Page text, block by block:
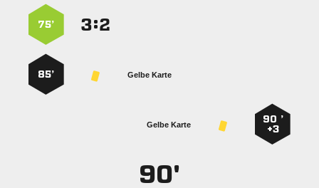
:
75’
Gelbe Karte
85’
90 ’
+3
Gelbe Karte
90'